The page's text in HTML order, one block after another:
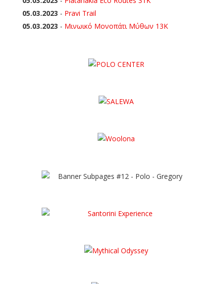
05.03.2023 - Pravi Trail
05.03.2023 - Μινωικό Μονοπάτι Μύθων 13Κ